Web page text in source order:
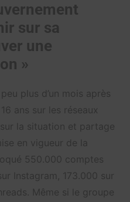
sur sa
une
»
plus d’un mois après
ans sur les réseaux
la situation et partage
en vigueur de la
550.000 comptes
Instagram, 173.000 sur
Même si le groupe